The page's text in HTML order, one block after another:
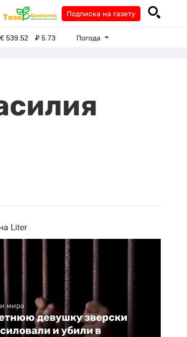
Подписка на газету
€539.52 ₽5.73 Погода
Liter
мира
девушку зверски
и убили в